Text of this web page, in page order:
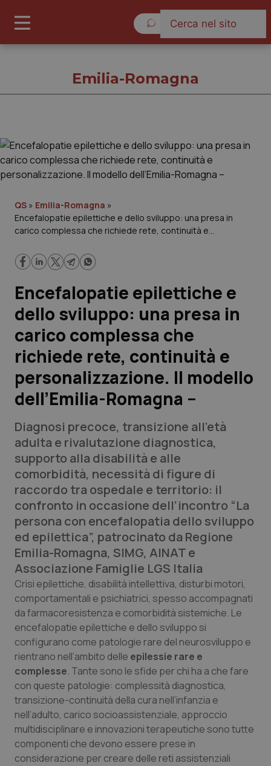
Cronache
Governo e Parlamento
Regioni e Asl
Lavoro e Professioni
Scienza e Farmaci
Studi e Analisi
Lettere al direttore
Edizioni Regionali
QS Pro
Professionisti Sanitari.AI
Abruzzo
Basilicata
Calabria
Campania
Emilia-Romagna
Friuli Venezia Giulia
Lazio
Liguria
Lombardia
QS Pro Gold
Artrite & artrosi
Asma & BPCO
Car-T
Colesterolo & coronaropatie
Dermatite Atopica
Diabete & glucometri
Disturbi dell’umore
Dolore
Newsletter
Emilia-Romagna
QS » Emilia-Romagna »
Encefalopatie epilettiche e dello sviluppo: una presa in
carico complessa che richiede rete, continuità e
Encefalopatie epilettiche e
dello sviluppo: una presa in
carico complessa che
richiede rete, continuità e
personalizzazione. Il modello
dell’Emilia-Romagna –
Diagnosi precoce, transizione all’età
adulta e rivalutazione diagnostica,
supporto alla disabilità e alle
comorbidità, necessità di figure di
raccordo tra ospedale e territorio: il
confronto in occasione dell’incontro “La
persona con encefalopatia dello sviluppo
ed epilettica”, patrocinato da Regione
Emilia-Romagna, SIMG, AINAT e
Associazione Famiglie LGS Italia
Crisi epilettiche, disabilità intellettiva, disturbi motori,
comportamentali e psichiatrici, spesso accompagnati
da farmacoresistenza e comorbidità sistemiche. Le
encefalopatie epilettiche e dello sviluppo si
configurano come patologie rare del neurosviluppo e
rientrano nell’ambito delle epilessie rare e
complesse. Tante sono le sfide per chi ha a che fare
con queste patologie: complessità diagnostica,
transizione-continuità della cura nell’infanzia e
nell’adulto, carico socioassistenziale, approccio
multidisciplinare e innovazioni terapeutiche sono tutte
componenti che devono essere prese in
considerazione per creare delle reti assistenziali